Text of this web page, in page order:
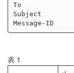
To
Subject
表 1